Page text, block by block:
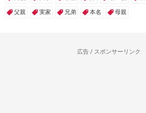
父親 実家 兄弟 本名 母親
広告 / スポンサーリンク